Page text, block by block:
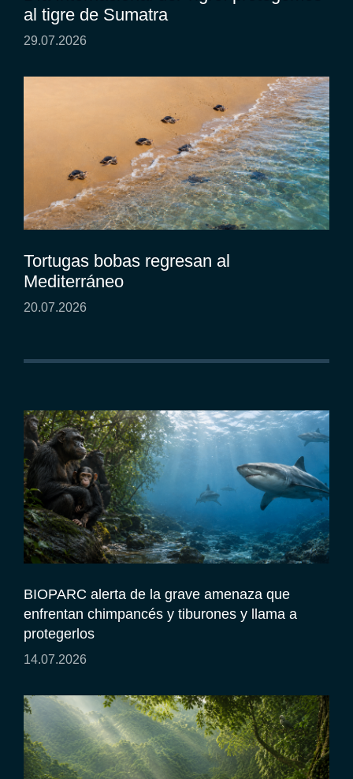
al tigre de Sumatra
29.07.2026
Tortugas bobas regresan al
Mediterráneo
20.07.2026
BIOPARC alerta de la grave amenaza que
enfrentan chimpancés y tiburones y llama a
protegerlos
14.07.2026